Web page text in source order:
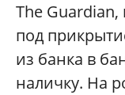
The Guardian,
под
из банка в
наличку. На